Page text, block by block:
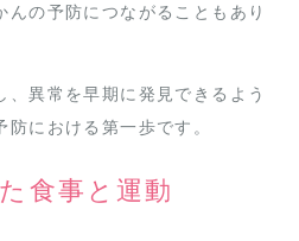
んの予防につながることもあり
、異常を早期に発見できるよう
における第一歩です。
食事と運動